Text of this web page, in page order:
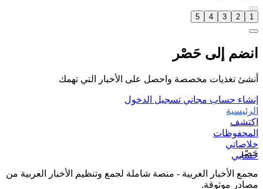
1
2
3
4
5
انضم إلى حَصْر
أنشئ تغذيات مخصصة واحصل على الأخبار التي تهمك
إنشاء حساب مجاني تسجيل الدخول
الرئيسية
اكتشف
المحفوظات
خلاصاتي
حسابي
حَصْر
مجمع الأخبار العربية - منصة شاملة لجمع وتنظيم الأخبار العربية من
مصادر موثوقة.